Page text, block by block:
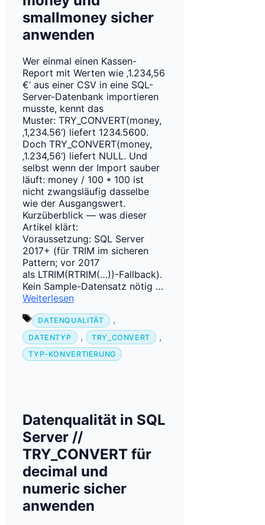
smallmoney sicher
anwenden
Wer einmal einen Kassen-
Report mit Werten wie ‚1.234,56
€‘ aus einer CSV in eine SQL-
Server-Datenbank importieren
musste, kennt das
Muster: TRY_CONVERT(money,
‚1,234.56‘) liefert 1234.5600.
Doch TRY_CONVERT(money,
‚1.234,56‘) liefert NULL. Und
selbst wenn der Import sauber
läuft: money / 100 * 100 ist
nicht zwangsläufig dasselbe
wie der Ausgangswert.
Kurzüberblick — was dieser
Artikel klärt:
Voraussetzung: SQL Server
2017+ (für TRIM im sicheren
Pattern; vor 2017
als LTRIM(RTRIM(…))-Fallback).
Kein Sample-Datensatz nötig …
Weiterlesen
Schlagwörter
DATENQUALITÄT ,
DATENTYP , TRY_CONVERT ,
TYP-KONVERTIERUNG
Datenqualität in SQL
Server //
TRY_CONVERT für
decimal und
numeric sicher
anwenden